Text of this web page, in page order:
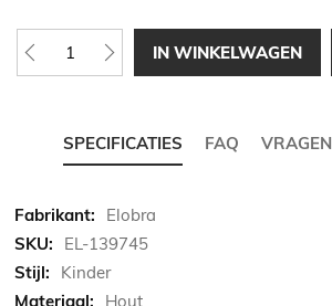
IN WINKELWAGEN
SPECIFICATIES FAQ VRAGEN
Meer
informatie
Elobra
EL-139745
Kinder
Hout